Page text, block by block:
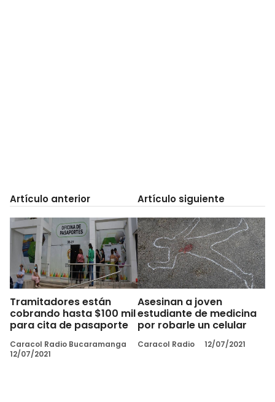
Artículo anterior
Tramitadores están
cobrando hasta $100 mil
para cita de pasaporte
Caracol Radio Bucaramanga
12/07/2021
Artículo siguiente
Asesinan a joven
estudiante de medicina
por robarle un celular
Caracol Radio 12/07/2021